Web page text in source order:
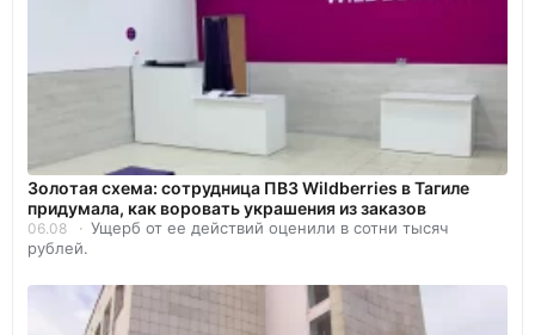
Золотая схема: сотрудница ПВЗ Wildberries в Тагиле
придумала, как воровать украшения из заказов
06.08
Ущерб от ее действий оценили в сотни тысяч
рублей.